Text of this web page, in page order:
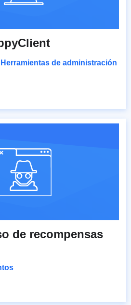
Herramientas de administración
de recompensas